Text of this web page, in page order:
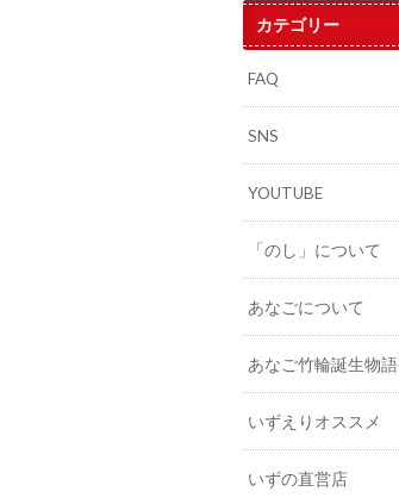
カテゴリー
FAQ
SNS
YOUTUBE
「のし」について
あなごについて
あなご竹輪誕生物語
いずえりオススメ
いずの直営店